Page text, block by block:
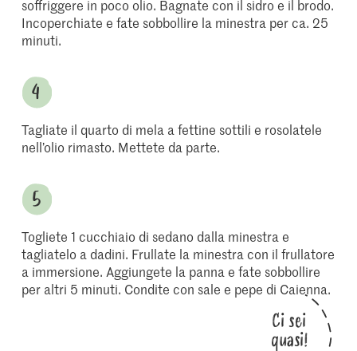
soffriggere in poco olio. Bagnate con il sidro e il brodo.
Incoperchiate e fate sobbollire la minestra per ca. 25
minuti.
Tagliate il quarto di mela a fettine sottili e rosolatele
nell’olio rimasto. Mettete da parte.
Togliete 1 cucchiaio di sedano dalla minestra e
tagliatelo a dadini. Frullate la minestra con il frullatore
a immersione. Aggiungete la panna e fate sobbollire
per altri 5 minuti. Condite con sale e pepe di Caienna.
Ci sei
quasi!